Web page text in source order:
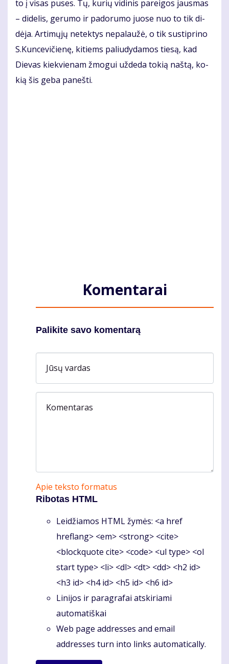
to į vi­sas pu­ses. Tų, ku­rių vi­di­nis pa­rei­gos jaus­mas
– di­de­lis, ge­ru­mo ir pa­do­ru­mo juo­se nuo to tik di­
dė­ja. Ar­ti­mų­jų ne­tek­tys ne­pa­lau­žė, o tik su­stip­ri­no
S.Kun­ce­vi­čie­nę, ki­tiems pa­liu­dy­da­mos tie­są, kad
Die­vas kiek­vie­nam žmo­gui už­de­da to­kią naš­tą, ko­
kią šis ge­ba pa­neš­ti.
Komentarai
Palikite savo komentarą
Jūsų vardas
Komentaras
Apie teksto formatus
Ribotas HTML
Leidžiamos HTML žymės: <a href
hreflang> <em> <strong> <cite>
<blockquote cite> <code> <ul type> <ol
start type> <li> <dl> <dt> <dd> <h2 id>
<h3 id> <h4 id> <h5 id> <h6 id>
Linijos ir paragrafai atskiriami
automatiškai
Web page addresses and email
addresses turn into links automatically.